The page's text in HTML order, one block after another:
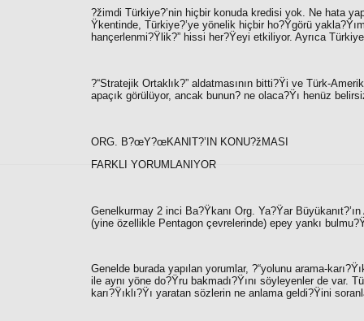
?žimdi Türkiye?’nin hiçbir konuda kredisi yok. Ne hata
Ÿkentinde, Türkiye?’ye yönelik hiçbir ho?Ÿgörü
hançerlenmi?Ÿlik?” hissi her?Ÿeyi etkiliyor. Ayrıca
?“Stratejik Ortaklık?” aldatmasının bitti?Ÿi ve Türk-
apaçık görülüyor, ancak bunun? ne olaca?Ÿı henüz
ORG. B?œY?œKANIT?’IN KONU?žMASI
FARKLI YORUMLANIYOR
Genelkurmay 2 inci Ba?Ÿkanı Org. Ya?Ÿar Büyükanıt?’
(yine özellikle Pentagon çevrelerinde) epey yankı
Genelde burada yapılan yorumlar, ?“yolunu arama-
ile aynı yöne do?Ÿru bakmadı?Ÿını söyleyenler de var.
karı?Ÿıklı?Ÿı yaratan sözlerin ne anlama geldi?Ÿini